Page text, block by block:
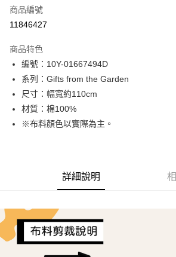
超商取貨付款
Apple Pay
街口支付
Google Pay
AFTEE先享後付
１．簡單：不需註冊會員、不需綁卡、不需儲值。
３．安心：先確認商品／服務後，再付款。
【「AFTEE先享後付」結帳流程】
１．於結帳方式選擇「AFTEE先享後付」後，將跳
結帳頁面，進行簡訊認證並確認金額後，即可完成
全家取貨付款
每筆NT$65，滿NT$1,500(含以上)免運費
商品編號
11846427
商品特色
編號：10Y-01667494D
系列：Gifts from the Garden
尺寸：幅寬約110cm
材質：棉100%
※布料顏色以實際為主。
詳細說明